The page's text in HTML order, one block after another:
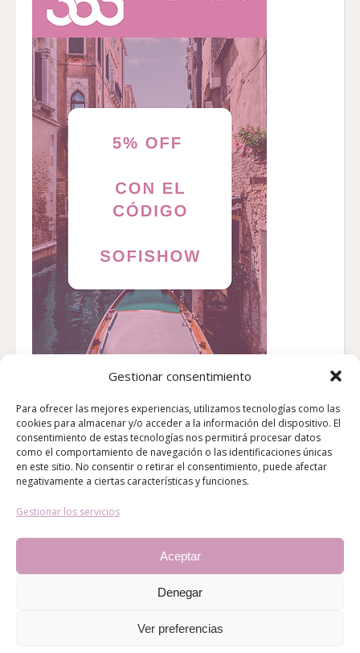
Gestionar consentimiento
Para ofrecer las mejores experiencias, utilizamos tecnologías como las
cookies para almacenar y/o acceder a la información del dispositivo. El
consentimiento de estas tecnologías nos permitirá procesar datos
como el comportamiento de navegación o las identificaciones únicas
en este sitio. No consentir o retirar el consentimiento, puede afectar
negativamente a ciertas características y funciones.
Gestionar los servicios
Aceptar
Denegar
Ver preferencias
Ashe Tema deWP Royal